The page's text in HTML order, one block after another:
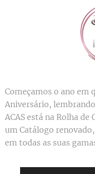
Começamos o ano em
Aniversário,
ACAS está na Rolha
um Catálogo
em todas as suas